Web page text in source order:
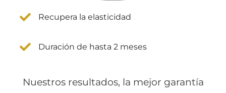
Recupera la elasticidad
Duración de hasta 2 meses
Nuestros resultados, la mejor garantía